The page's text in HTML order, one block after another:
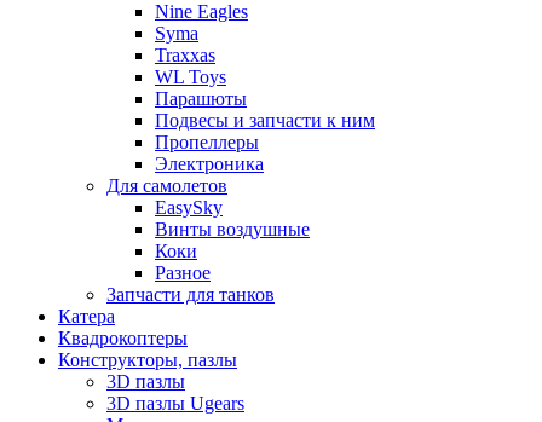
Nine Eagles
Syma
Traxxas
WL Toys
Парашюты
Подвесы и запчасти к ним
Пропеллеры
Электроника
Для самолетов
EasySky
Винты воздушные
Коки
Разное
Запчасти для танков
Катера
Квадрокоптеры
Конструкторы, пазлы
3D пазлы
3D пазлы Ugears